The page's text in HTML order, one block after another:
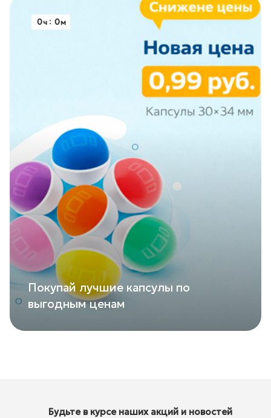
Покупай лучшие капсулы по
выгодным ценам
0ч 0м
Будьте в курсе наших акций и новостей